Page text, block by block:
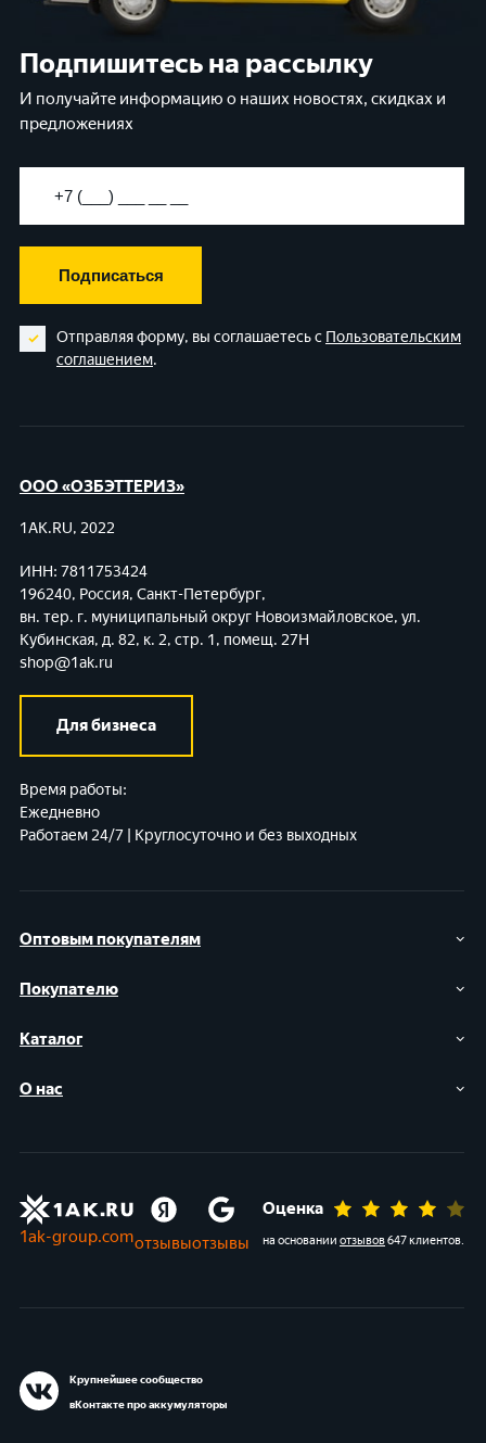
Подпишитесь на рассылку
И получайте информацию о наших новостях, скидках и
предложениях
Подписаться
Отправляя форму, вы соглашаетесь с Пользовательским
соглашением.
Оптовым покупателям
Покупателю
Каталог
О нас
ООО «ОЗБЭТТЕРИЗ»
1AK.RU, 2022
ИНН: 7811753424
196240, Россия, Санкт-Петербург,
вн. тер. г. муниципальный округ Новоизмайловское, ул.
Кубинская, д. 82, к. 2, стр. 1, помещ. 27Н
shop@1ak.ru
Для бизнеса
Время работы:
Ежедневно
Работаем 24/7 | Круглосуточно и без выходных
1ak-group.comотзывыотзывы
Оценка
на основании отзывов647 клиентов.
Крупнейшее сообщество
вКонтакте про аккумуляторы